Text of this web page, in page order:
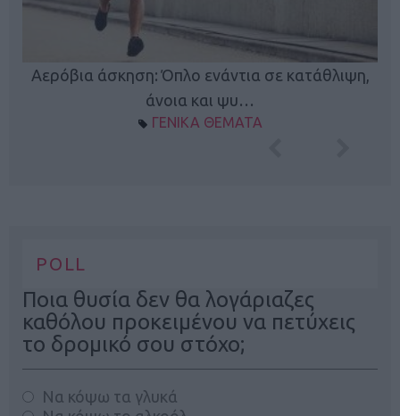
Αερόβια άσκηση: Όπλο ενάντια σε κατάθλιψη,
άνοια και ψυ…
ΓΕΝΙΚΑ ΘΕΜΑΤΑ
POLL
Ποια θυσία δεν θα λογάριαζες
καθόλου προκειμένου να πετύχεις
το δρομικό σου στόχο;
Να κόψω τα γλυκά